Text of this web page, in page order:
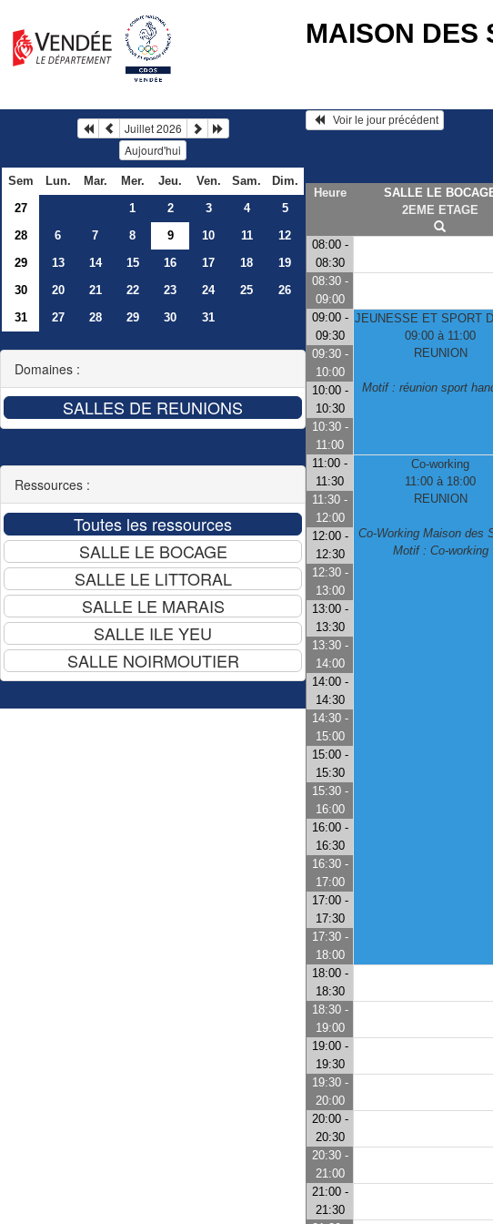
MAISON DES
Juillet 2026
Aujourd'hui
Sem Lun. Mar. Mer. Jeu. Ven. Sam.
Dim.
27
1 2 3 4
5
28
6 7 8 9 10 11
12
29
13 14 15 16 17 18
19
30
20 21 22 23 24 25
26
31
27 28 29 30 31
Domaines :
Ressources :
   Voir le jour précédent
Heure
SALLE LE
2EME ETAGE
08:00 -
08:30
08:30 -
09:00
09:00 -
09:30
JEUNESSE ET SPORT
09:00 à 11:00
REUNION
Motif : réunion sport
09:30 -
10:00
10:00 -
10:30
10:30 -
11:00
11:00 -
11:30
Co-working
11:00 à 18:00
REUNION
Co-Working Maison des
Motif : Co-working
11:30 -
12:00
12:00 -
12:30
12:30 -
13:00
13:00 -
13:30
13:30 -
14:00
14:00 -
14:30
14:30 -
15:00
15:00 -
15:30
15:30 -
16:00
16:00 -
16:30
16:30 -
17:00
17:00 -
17:30
17:30 -
18:00
18:00 -
18:30
18:30 -
19:00
19:00 -
19:30
19:30 -
20:00
20:00 -
20:30
20:30 -
21:00
21:00 -
21:30